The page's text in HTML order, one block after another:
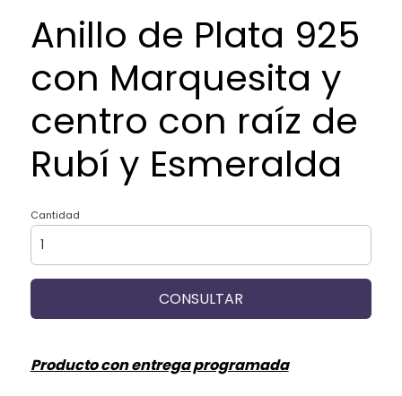
Anillo de Plata 925
con Marquesita y
centro con raíz de
Rubí y Esmeralda
Cantidad
CONSULTAR
Producto con entrega programada